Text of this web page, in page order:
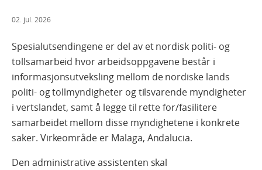
02. jul. 2026
Spesialutsendingene er del av et nordisk politi- og
tollsamarbeid hvor arbeidsoppgavene består i
informasjonsutveksling mellom de nordiske lands
politi- og tollmyndigheter og tilsvarende myndigheter
i vertslandet, samt å legge til rette for/fasilitere
samarbeidet mellom disse myndighetene i konkrete
saker. Virkeområde er Malaga, Andalucia.
Den administrative assistenten skal